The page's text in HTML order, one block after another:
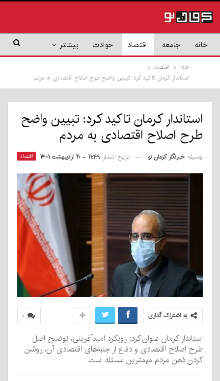
خانه جامعه اقتصاد حوادث بیشتر
خانه
اقتصاد
استاندار کرمان تاکید کرد: تبیین واضح طرح اصلاح اقتصادی به مردم
استاندار کرمان تاکید کرد: تبیین واضح
طرح اصلاح اقتصادی به مردم
اقتصاد بوسیله خبرنگار کرمان نو تاریخ انتشار ۱۱:۴۹ - ۲۰ اردیبهشت ۱۴۰۱
۰ به اشتراک گذاری
استاندار کرمان عنوان کرد: رویکرد امیدآفرینی، توضیح اصل
طرح اصلاح اقتصادی و دفاع از جنبه‌های اقتصادی آن، روشن
کردن ذهن مردم مهمترین مسئله است.